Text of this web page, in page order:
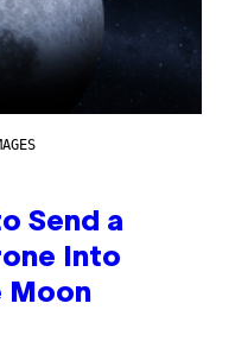
Send a
Into
Moon